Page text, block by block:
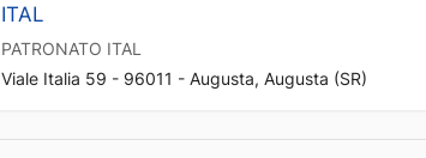
ITAL
PATRONATO ITAL
Viale Italia 59 - 96011 - Augusta, Augusta (SR)